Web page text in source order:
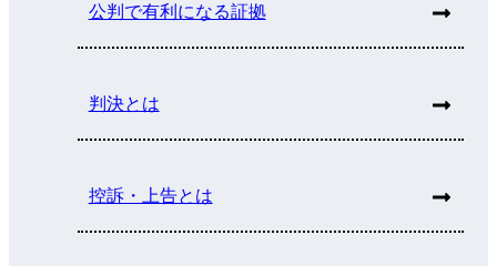
公判で有利になる証拠
判決とは
控訴・上告とは